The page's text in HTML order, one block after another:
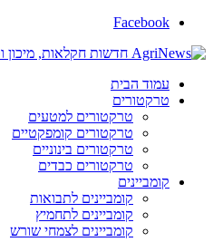
Facebook
עמוד הבית
טרקטורים
טרקטורים למטעים
טרקטורים קומפקטיים
טרקטורים בינוניים
טרקטורים כבדים
קומביינים
קומביינים לתבואות
קומביינים לתחמיץ
קומביינים לצמחי שורש